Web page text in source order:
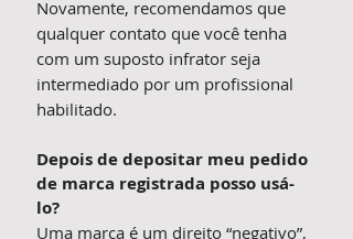
Novamente, recomendamos que
qualquer contato que você tenha
com um suposto infrator seja
intermediado por um profissional
habilitado.
Depois de depositar meu pedido
de marca registrada posso usá-
lo?
Uma marca é um direito “negativo”,